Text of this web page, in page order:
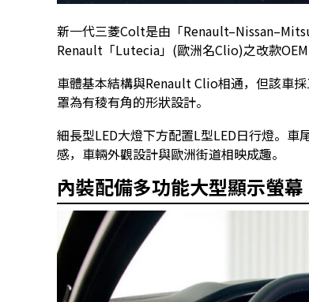
新一代三菱Colt是由「
Renault「Lutecia」(歐洲名Clio)之改款OEM
車體基本結構與Renault Clio相通，但該車
罩為有稜有角的形狀設計。
細長型LED大燈下方配置L型LED日行燈。
感，車輛外觀設計與歐洲街道相映成趣。
內裝配備多功能大型顯示螢幕